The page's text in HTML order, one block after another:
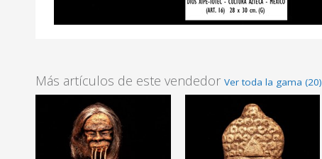
Más artículos de este vendedor Ver toda la gama (20)